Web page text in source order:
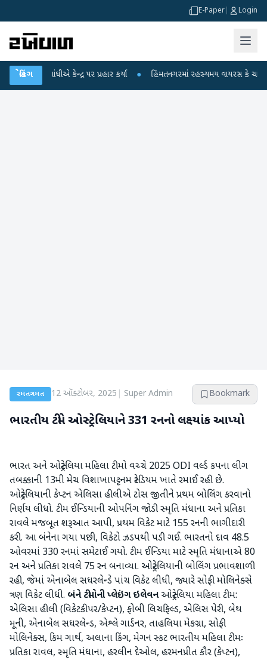
E-Paper Login
બ્રેકિંગ
ગાંધીએ કેન્દ્ર પર પ્રહાર કર્યા ● હિંમતનગરમાં રહસ્યમય વાયરસ કે ચાંદીપુરા? 6
રમતગમત 12 ઑક્ટોબર, 2025 Super Admin Bookmark
ભારતીય ટીમે ઓસ્ટ્રેલિયાને 331 રનનો લક્ષ્યાંક આપ્યો
ભારત અને ઓસ્ટ્રેલિયા મહિલા ટીમો વચ્ચે 2025 ODI વર્લ્ડ કપના લીગ
તબક્કાની 13મી મેચ વિશાખાપટ્ટનમ સ્ટેડિયમ ખાતે રમાઈ રહી છે.
ઓસ્ટ્રેલિયાની કેપ્ટન એલિસા હીલીએ ટોસ જીતીને પ્રથમ બોલિંગ કરવાનો
નિર્ણય લીધો. ટીમ ઈન્ડિયાની ઓપનિંગ જોડી સ્મૃતિ મંધાના અને પ્રતિકા
રાવલે મજબૂત શરૂઆત આપી, પ્રથમ વિકેટ માટે 155 રનની ભાગીદારી
કરી. આ બંનેના ગયા પછી, વિકેટો ઝડપથી પડી ગઈ. ભારતનો દાવ 48.5
ઓવરમાં 330 રનમાં સમેટાઈ ગયો. ટીમ ઈન્ડિયા માટે સ્મૃતિ મંધાનાએ 80
રન અને પ્રતિકા રાવલે 75 રન બનાવ્યા. ઓસ્ટ્રેલિયાની બોલિંગ પ્રભાવશાળી
રહી, જેમાં એનાબેલ સધરલેન્ડે પાંચ વિકેટ લીધી, જ્યારે સોફી મોલિનેક્સે
ત્રણ વિકેટ લીધી. બંને ટીમોની પ્લેઇંગ ઇલેવનઓસ્ટ્રેલિયા મહિલા ટીમ:
એલિસા હીલી (વિકેટકીપર/કેપ્ટન), ફોબી લિચફિલ્ડ, એલિસ પેરી, બેથ
મૂની, એનાબેલ સધરલેન્ડ, એશ્લે ગાર્ડનર, તાહલિયા મેકગ્રા, સોફી
મોલિનેક્સ, કિમ ગાર્થ, અલાના કિંગ, મેગન સ્કટ ભારતીય મહિલા ટીમઃ
પ્રતિકા રાવલ, સ્મૃતિ મંધાના, હરલીન દેઓલ, હરમનપ્રીત કૌર (કેપ્ટન),